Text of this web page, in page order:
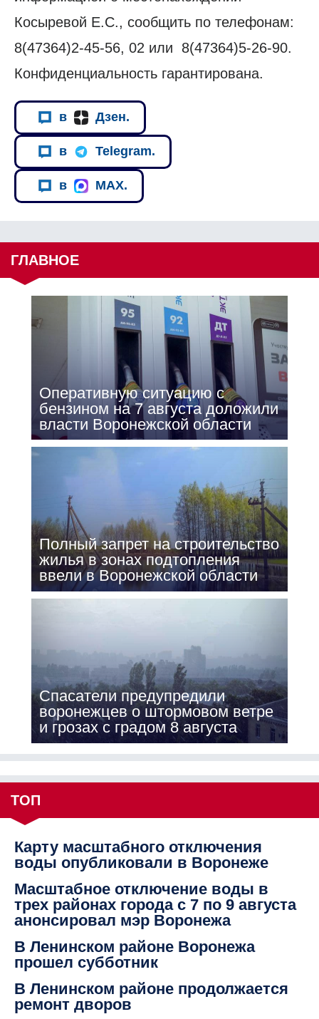
Косыревой Е.С., сообщить по телефонам:
8(47364)2-45-56, 02 или 8(47364)5-26-90.
Конфиденциальность гарантирована.
в Дзен.
в Telegram.
в MAX.
ГЛАВНОЕ
Оперативную ситуацию с
бензином на 7 августа доложили
власти Воронежской области
Полный запрет на строительство
жилья в зонах подтопления
ввели в Воронежской области
Спасатели предупредили
воронежцев о штормовом ветре
и грозах с градом 8 августа
ТОП
Карту масштабного отключения
воды опубликовали в Воронеже
Масштабное отключение воды в
трех районах города с 7 по 9 августа
анонсировал мэр Воронежа
В Ленинском районе Воронежа
прошел субботник
В Ленинском районе продолжается
ремонт дворов